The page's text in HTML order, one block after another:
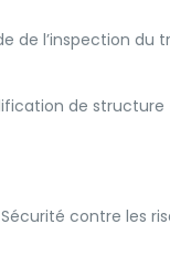
l’inspection du
de structure
contre les